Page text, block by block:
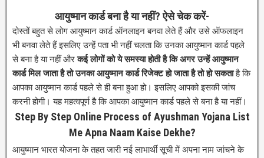
आयुष्मान कार्ड बना है या नहीं? ऐसे चेक करें-
दोस्तों बहुत से लोग आयुष्मान कार्ड ऑनलाइन बनवा लेते हैं और उसे ऑफलाइन
भी बनवा लेते हैं इसलिए उन्हें पता भी नहीं चलता कि उनका आयुष्मान कार्ड पहले
से बना है या नहीं औरकई लोगों को ये समस्या होती है कि अगर उन्हें आयुष्मान
कार्ड मिल जाता है तो उनका आयुष्मान कार्ड रिजेक्ट हो जाता है तो हो सकताहै कि
आपका आयुष्मान कार्ड पहले से ही बना हुआ हो। इसलिए आपको इसकी जांच
करनी होगी। यह महत्वपूर्ण है कि आपका आयुष्मान कार्ड पहले से बना है या नहीं।
Step By Step Online Process of Ayushman Yojana List
Me Apna Naam Kaise Dekhe?
आयुष्मान भारत योजना के तहत जारी नई लाभार्थी सूची में अपना नाम जांचने के